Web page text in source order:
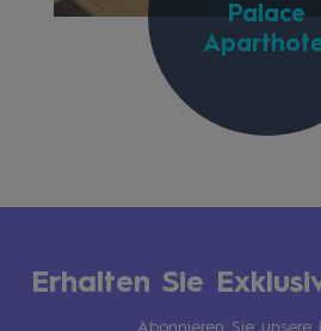
Palace
Erhalten Sie
Abonnieren Sie unsere